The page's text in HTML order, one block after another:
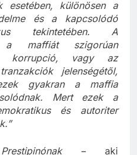
különböző
esetében, különösen a
és a kapcsolódó
tekintetében. A
a maffiát szigorúan
korrupció, vagy az
jelenségétől,
gyakran a maffia
Mert ezek a
és autoriter